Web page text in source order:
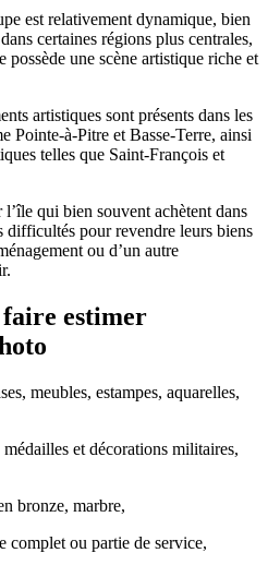
est relativement dynamique, bien
certaines régions plus centrales,
une scène artistique riche et
artistiques sont présents dans les
Pointe-à-Pitre et Basse-Terre, ainsi
telles que Saint-François et
qui bien souvent achètent dans
difficultés pour revendre leurs biens
ou d’un autre
estimer
meubles, estampes, aquarelles,
médailles et décorations militaires,
bronze, marbre,
complet ou partie de service,